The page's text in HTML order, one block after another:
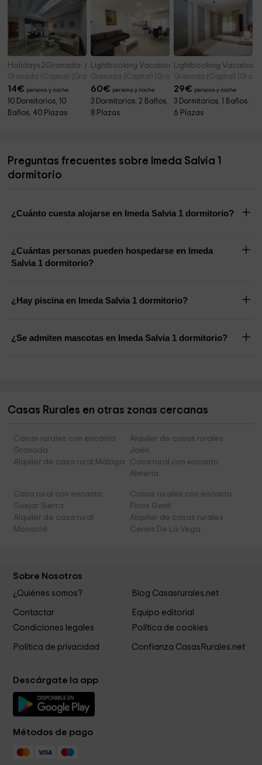
Holidays2Granada- Aptos en Calle Piedra Santa
Granada (Capital) (Granada)
14€ persona y noche
10 Dormitorios, 10
Baños, 40 Plazas
Lightbooking Vacation Rentals- Apto Granada
Granada (Capital) (Granada)
60€ persona y noche
3 Dormitorios, 2 Baños,
8 Plazas
Lightbooking Vacation
Granada (Capital)
29€ persona y noche
3 Dormitorios, 1 Baños,
6 Plazas
Preguntas frecuentes sobre Imeda Salvia 1
dormitorio
¿Cuánto cuesta alojarse en Imeda Salvia 1 dormitorio?
¿Cuántas personas pueden hospedarse en Imeda
Salvia 1 dormitorio?
¿Hay piscina en Imeda Salvia 1 dormitorio?
¿Se admiten mascotas en Imeda Salvia 1 dormitorio?
Casas Rurales en otras zonas cercanas
Casas rurales con encanto
Granada
Alquiler de casas rurales
Jaén
Alquiler de casa rural Málaga
Casa rural con encanto
Almería
Casa rural con encanto
Guejar Sierra
Casas rurales con encanto
Pinos Genil
Alquiler de casa rural
Monachil
Alquiler de casas rurales
Cenes De La Vega
Sobre Nosotros
¿Quiénes somos? Blog Casasrurales.net
Contactar
Equipo editorial
Condiciones legales
Política de cookies
Política de privacidad Confianza CasasRurales.net
Descárgate la app
Métodos de pago